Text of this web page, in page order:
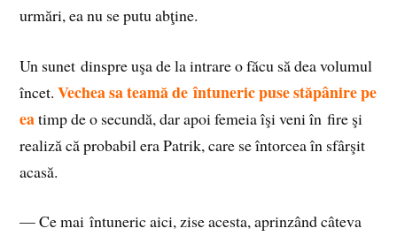
urmări, ea nu se putu abţine.
Un sunet dinspre uşa de la intrare o făcu să dea volumul
încet.Vechea sa teamă de întuneric puse stăpânire pe
eatimp de o secundă, dar apoi femeia îşi veni în fire şi
realiză că probabil era Patrik, care se întorcea în sfârşit
acasă.
— Ce mai întuneric aici, zise acesta, aprinzând câteva